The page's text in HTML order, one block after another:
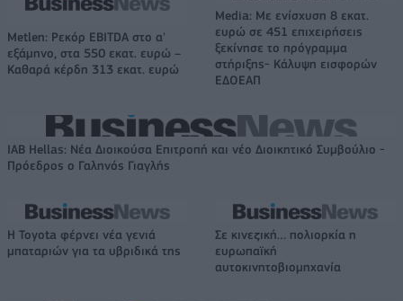
Metlen: Ρεκόρ EBITDA στο α'
εξάμηνο, στα 550 εκατ. ευρώ –
Καθαρά κέρδη 313 εκατ. ευρώ
Media: Με ενίσχυση 8 εκατ.
ευρώ σε 451 επιχειρήσεις
ξεκίνησε το πρόγραμμα
στήριξης- Κάλυψη εισφορών
ΕΔΟΕΑΠ
IAB Hellas: Νέα Διοικούσα Επιτροπή και νέο Διοικητικό Συμβούλιο -
Πρόεδρος ο Γαληνός Γιαγλής
Η Toyota φέρνει νέα γενιά
μπαταριών για τα υβριδικά της
Σε κινεζική… πολιορκία η
ευρωπαϊκή
αυτοκινητοβιομηχανία